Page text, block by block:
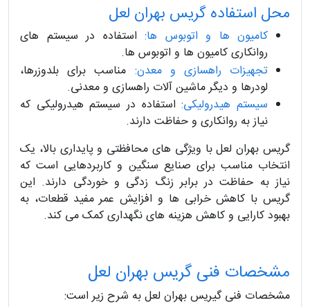
محل استفاده گریس بهران لعل
کامیون ها و اتوبوس ها: استفاده در سیستم های
روانکاری کامیون ها و اتوبوس ها.
تجهیزات راهسازی و معدن: مناسب برای بلدوزرها،
لودرها و دیگر ماشین آلات راهسازی و معدنی.
سیستم هیدرولیکی: استفاده در سیستم هیدرولیکی که
نیاز به روانکاری و حفاظت دارند.
گریس بهران لعل با ویژگی های محافظتی و پایداری بالا، یک
انتخاب مناسب برای صنایع سنگین و کاربردهایی است که
نیاز به حفاظت در برابر زنگ زدگی و خوردگی دارند. این
گریس با کاهش خرابی ها و افزایش عمر مفید قطعات، به
بهبود کارایی و کاهش هزینه های نگهداری کمک می کند.
مشخصات فنی گریس بهران لعل
مشخصات فنی گیریس بهران لعل به شرح زیر است: